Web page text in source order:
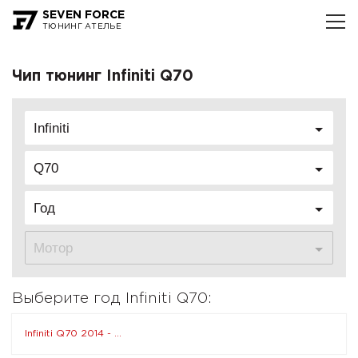
SEVEN FORCE
ТЮНИНГ АТЕЛЬЕ
Чип тюнинг Infiniti Q70
Infiniti
Q70
Год
Мотор
Выберите год Infiniti Q70:
Infiniti Q70 2014 - ...